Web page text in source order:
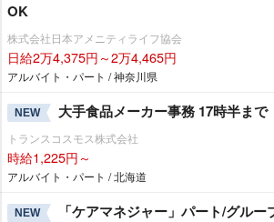
OK
株式会社日本アメニティライフ協会
日給2万4,375円～2万4,465円
アルバイト・パート / 神奈川県
NEW 大手食品メーカー事務 17時半まで
トランスコスモス株式会社
時給1,225円～
アルバイト・パート / 北海道
NEW
「ケアマネジャー」パート/グル